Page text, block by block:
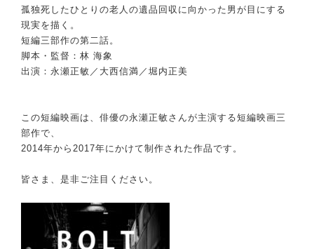
孤独死したひとりの老人の遺品回収に向かった男が目にする
現実を描く。
短編三部作の第二話。
脚本・監督：林 海象
出演：永瀬正敏／大西信満／堀内正美
この短編映画は、俳優の永瀬正敏さんが主演する短編映画三
部作で、
2014年から2017年にかけて制作された作品です。
皆さま、是非ご注目ください。